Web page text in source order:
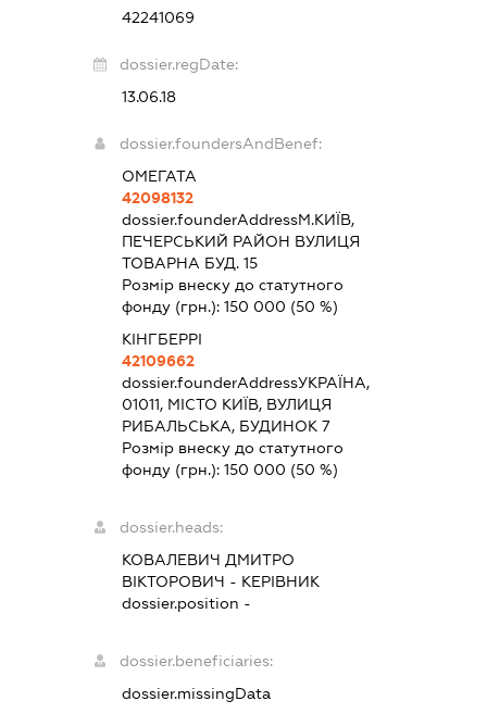
42241069
dossier.regDate:
13.06.18
dossier.foundersAndBenef:
ОМЕГАТА
42098132
dossier.founderAddressМ.КИЇВ,
ПЕЧЕРСЬКИЙ РАЙОН ВУЛИЦЯ
ТОВАРНА БУД. 15
Розмір внеску до статутного
фонду (грн.): 150 000 (50 %)
КІНГБЕРРІ
42109662
dossier.founderAddressУКРАЇНА,
01011, МІСТО КИЇВ, ВУЛИЦЯ
РИБАЛЬСЬКА, БУДИНОК 7
Розмір внеску до статутного
фонду (грн.): 150 000 (50 %)
dossier.heads:
КОВАЛЕВИЧ ДМИТРО
ВІКТОРОВИЧ - КЕРІВНИК
dossier.position -
dossier.beneficiaries:
dossier.missingData